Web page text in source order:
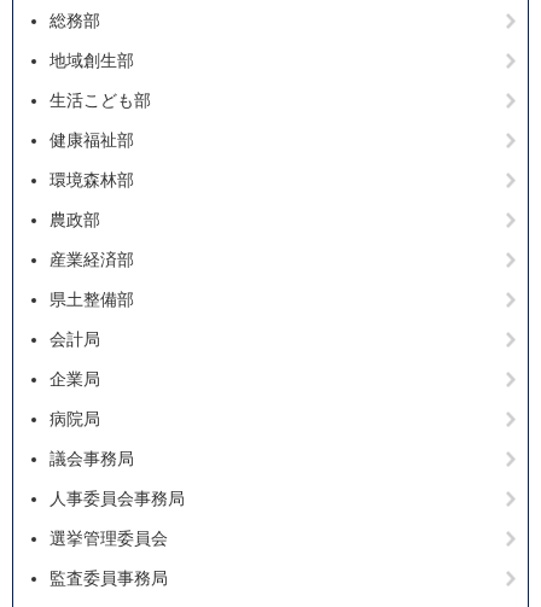
総務部
地域創生部
生活こども部
健康福祉部
環境森林部
農政部
産業経済部
県土整備部
会計局
企業局
病院局
議会事務局
人事委員会事務局
選挙管理委員会
監査委員事務局